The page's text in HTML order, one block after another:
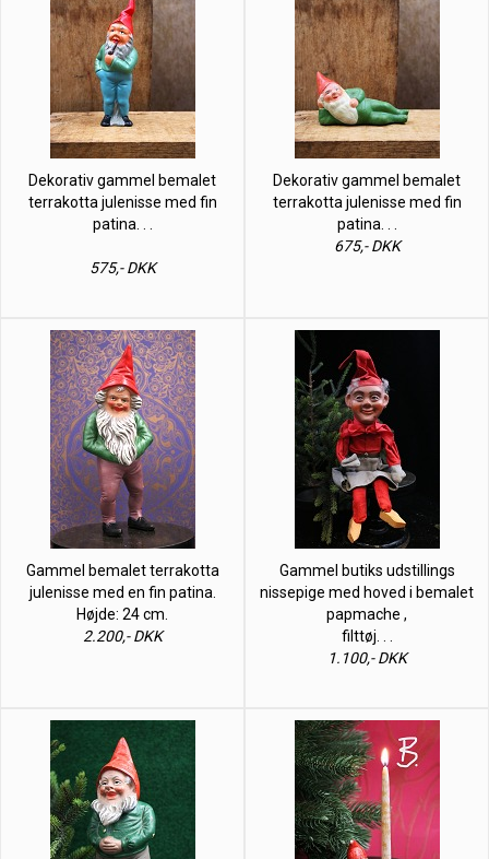
Dekorativ gammel bemalet
terrakotta julenisse med fin
patina. . .
575,- DKK
Dekorativ gammel bemalet
terrakotta julenisse med fin
patina. . .
675,- DKK
Gammel bemalet terrakotta
julenisse med en fin patina.
Højde: 24 cm.
2.200,- DKK
Gammel butiks udstillings
nissepige med hoved i bemalet
papmache ,
filttøj. . .
1.100,- DKK